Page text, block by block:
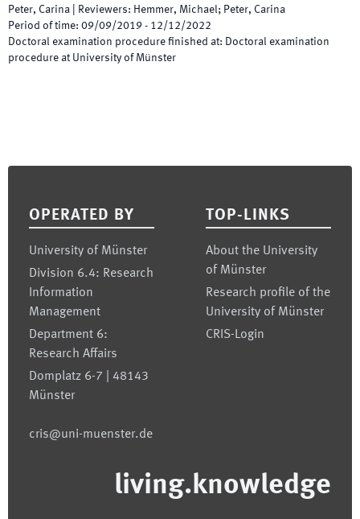
Peter, Carina
Reviewers: Hemmer, Michael; Peter, Carina
Period of time: 09/09/2019 - 12/12/2022
Doctoral examination procedure finished at: Doctoral examination
procedure at University of Münster
OPERATED BY
University of Münster
Division 6.4: Research
Information
Management
Department 6:
Research Affairs
Domplatz 6-7 | 48143
Münster
cris@uni-muenster.de
TOP-LINKS
About the University
of Münster
Research profile of the
University of Münster
CRIS-Login
living.knowledge